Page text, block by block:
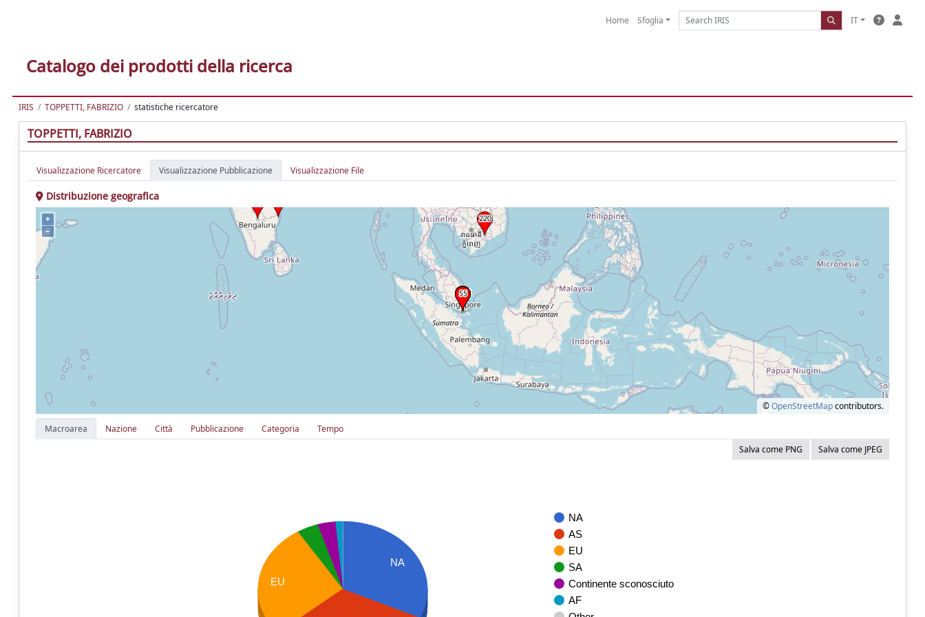
Home Sfoglia IT
Catalogo dei prodotti della ricerca
IRIS TOPPETTI, FABRIZIO statistiche ricercatore
TOPPETTI, FABRIZIO
Visualizzazione Ricercatore Visualizzazione Pubblicazione Visualizzazione File
Distribuzione geografica
+
–
©OpenStreetMapcontributors.
Macroarea
Nazione Città Pubblicazione Categoria
Tempo
Salva come PNG
Salva come JPEG
NA
AS
EU
SA
Continente sconosciuto
AF
NA
EU